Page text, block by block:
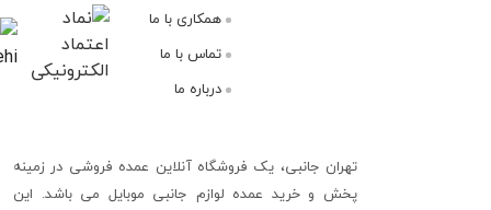
همکاری با ما
تماس با ما
تهران جانبی، یک فروشگاه آنلاین عمده فروشی در زمینه
پخش و خرید عمده لوازم جانبی موبایل می باشد. این